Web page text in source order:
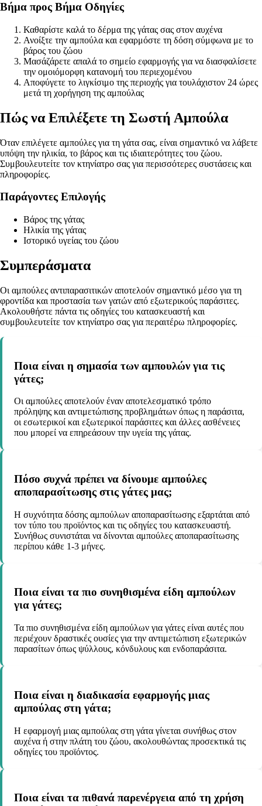
Βήμα προς Βήμα Οδηγίες
Καθαρίστε καλά το δέρμα της γάτας σας στον αυχένα
Ανοίξτε την αμπούλα και εφαρμόστε τη δόση σύμφωνα με το
βάρος του ζώου
Μασάζάρετε απαλά το σημείο εφαρμογής για να διασφαλίσετε
την ομοιόμορφη κατανομή του περιεχομένου
Αποφύγετε το λιγκίσιμο της περιοχής για τουλάχιστον 24 ώρες
μετά τη χορήγηση της αμπούλας
Πώς να Επιλέξετε τη Σωστή Αμπούλα
Όταν επιλέγετε αμπούλες για τη γάτα σας, είναι σημαντικό να λάβετε
υπόψη την ηλικία, το βάρος και τις ιδιαιτερότητες του ζώου.
Συμβουλευτείτε τον κτηνίατρο σας για περισσότερες συστάσεις και
πληροφορίες.
Παράγοντες Επιλογής
Βάρος της γάτας
Ηλικία της γάτας
Ιστορικό υγείας του ζώου
Συμπεράσματα
Οι αμπούλες αντιπαρασιτικών αποτελούν σημαντικό μέσο για τη
φροντίδα και προστασία των γατών από εξωτερικούς παράσιτες.
Ακολουθήστε πάντα τις οδηγίες του κατασκευαστή και
συμβουλευτείτε τον κτηνίατρο σας για περαιτέρω πληροφορίες.
Ποια είναι η σημασία των αμπουλών για τις
γάτες;
Οι αμπούλες αποτελούν έναν αποτελεσματικό τρόπο
πρόληψης και αντιμετώπισης προβλημάτων όπως η παράσιτα,
οι εσωτερικοί και εξωτερικοί παράσιτες και άλλες ασθένειες
που μπορεί να επηρεάσουν την υγεία της γάτας.
Πόσο συχνά πρέπει να δίνουμε αμπούλες
αποπαρασίτωσης στις γάτες μας;
Η συχνότητα δόσης αμπούλων αποπαρασίτωσης εξαρτάται από
τον τύπο του προϊόντος και τις οδηγίες του κατασκευαστή.
Συνήθως συνιστάται να δίνονται αμπούλες αποπαρασίτωσης
περίπου κάθε 1-3 μήνες.
Ποια είναι τα πιο συνηθισμένα είδη αμπούλων
για γάτες;
Τα πιο συνηθισμένα είδη αμπούλων για γάτες είναι αυτές που
περιέχουν δραστικές ουσίες για την αντιμετώπιση εξωτερικών
παρασίτων όπως ψύλλους, κόνδυλους και ενδοπαράσιτα.
Ποια είναι η διαδικασία εφαρμογής μιας
αμπούλας στη γάτα;
Η εφαρμογή μιας αμπούλας στη γάτα γίνεται συνήθως στον
αυχένα ή στην πλάτη του ζώου, ακολουθώντας προσεκτικά τις
οδηγίες του προϊόντος.
Ποια είναι τα πιθανά παρενέργεια από τη χρήση